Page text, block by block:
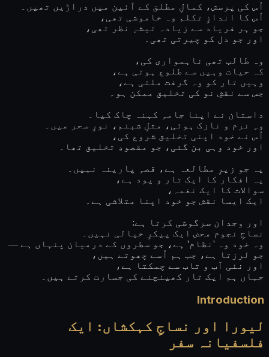
اُس کی پرسش، کمالِ مطلق کے آئین میں دراڑیں تھیں۔
اُس کا اندازِ تکلم وہ خاموشی تھی،
جو ہر فریاد سے زیادہ تیشہِ نظر تھی،
اور جو دل کو چیرتی تھی۔
وہ طالب تھی ناہمواری کی،
کہ حیات وہیں سے طلوع ہوتی ہے،
وہیں تار کو وہ گرفت ملتی ہے،
جس سے نقشِ نو کی تخلیق ممکن ہو۔
داستان نے اپنا جامہِ کہنہ چاک کیا۔
وہِ نرم و نازک ہوئی، مثلِ شبنم، نورِ سحر میں۔
اُس نے خود اپنی تخلیق شروع کی،
اور خود وہی بن گئی، جو مقصودِ تخلیق تھا۔
یہ جو زیرِ مطالعہ ہے، قصہِ پارینہ نہیں۔
یہ افکار کا ایک تار و پود ہے،
سوالات کا ایک نغمہ،
ایک ایسا نقش جو خود اپنا متلاشی ہے۔
اور وجدان سرگوشی کرتا ہے:
نساجِ نجوم محض ایک پیکرِ خیالی نہیں۔
وہ خود وہ 'نظام' ہے، جو سطروں کے درمیان پنہاں ہے —
جو لرزتا ہے، جب ہم اُسے چھوتے ہیں،
اور نئی آب و تاب سے چمکتا ہے،
جہاں ہم ایک تار کھینچنے کی جسارت کرتے ہیں۔
Introduction
لیورا اور نساجِ کہکشاں: ایک
فلسفیانہ سفر